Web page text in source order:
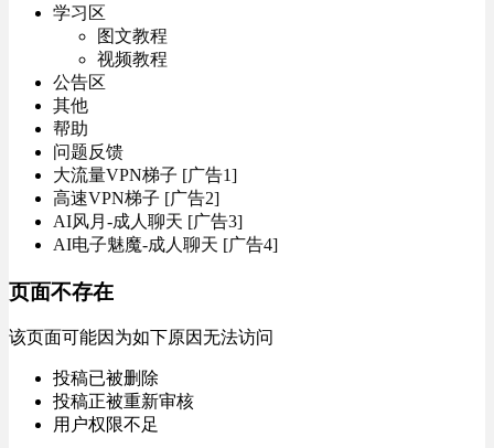
学习区
图文教程
视频教程
公告区
其他
帮助
问题反馈
大流量VPN梯子 [广告1]
高速VPN梯子 [广告2]
AI风月-成人聊天 [广告3]
AI电子魅魔-成人聊天 [广告4]
页面不存在
该页面可能因为如下原因无法访问
投稿已被删除
投稿正被重新审核
用户权限不足